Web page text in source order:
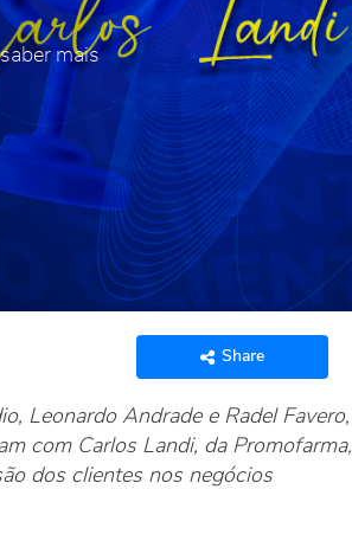
mais
Share
Leonardo Andrade e Radel Favero,
com Carlos Landi, da Promofarma,
dos clientes nos negócios